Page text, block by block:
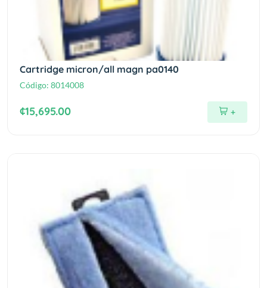
Cartridge micron/all magn pa0140
Código: 8014008
¢15,695.00 +